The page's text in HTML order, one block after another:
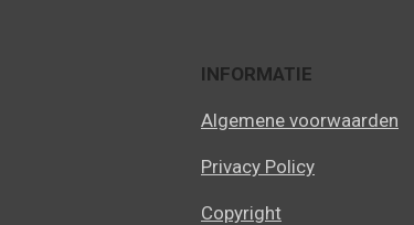
INFORMATIE
Algemene voorwaarden
Privacy Policy
Copyright